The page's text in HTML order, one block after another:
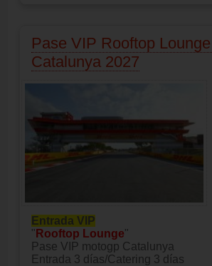
Pase VIP Rooftop
Catalunya 2027
Entrada VIP
" Rooftop Lounge"
Pase VIP motogp Catalunya
Entrada 3 días/Catering 3 días